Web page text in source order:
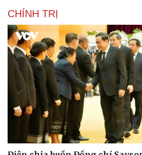
CHÍNH TRỊ